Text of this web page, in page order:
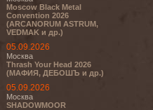
Moscow Black Metal
Convention 2026
(ARCANORUM ASTRUM,
VEDMAK и др.)
05.09.2026
Москва
Thrash Your Head 2026
(МАФИЯ, ДЕБОШЪ и др.)
05.09.2026
Москва
SHADOWMOOR